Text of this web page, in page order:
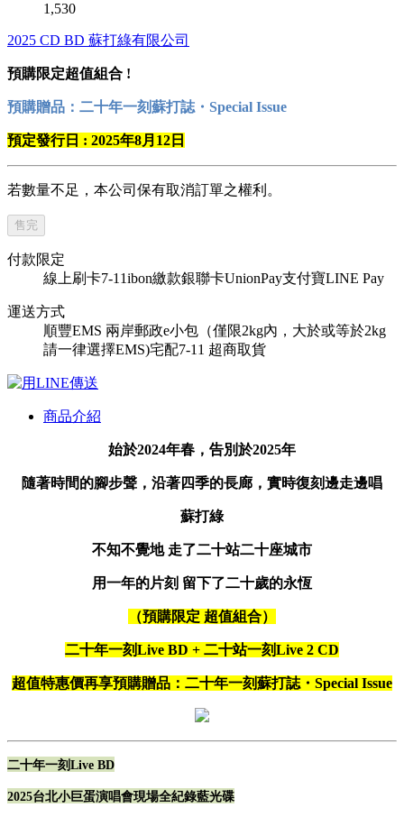
1,530
2025 CD BD 蘇打綠有限公司
預購限定超值組合 !
預購贈品：二十年一刻蘇打誌・Special Issue
預定發行日 : 2025年8月12日
若數量不足，本公司保有取消訂單之權利。
售完
付款限定
線上刷卡7-11ibon繳款銀聯卡UnionPay支付寶LINE Pay
運送方式
順豐EMS 兩岸郵政e小包（僅限2kg內，大於或等於2kg
請一律選擇EMS)宅配7-11 超商取貨
商品介紹
始於2024年春，告別於2025年
隨著時間的腳步聲，沿著四季的長廊，實時復刻邊走邊唱
蘇打綠
不知不覺地 走了二十站二十座城市
用一年的片刻 留下了二十歲的永恆
（預購限定 超值組合）
二十年一刻Live BD + 二十站一刻Live 2 CD
超值特惠價再享預購贈品：二十年一刻蘇打誌・Special Issue
二十年一刻Live BD
2025台北小巨蛋演唱會現場全紀錄藍光碟